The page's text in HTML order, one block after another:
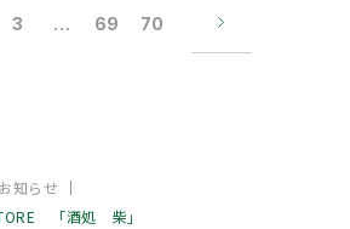
3 … 69 70
知らせ
「酒処 柴」